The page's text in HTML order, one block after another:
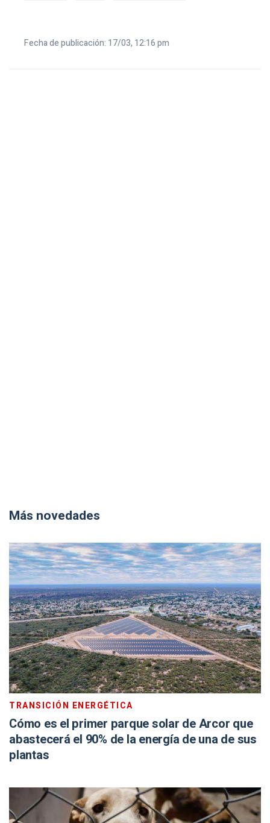
Fecha de publicación: 17/03, 12:16 pm
Más novedades
TRANSICIÓN ENERGÉTICA
Cómo es el primer parque solar de Arcor que
abastecerá el 90% de la energía de una de sus
plantas